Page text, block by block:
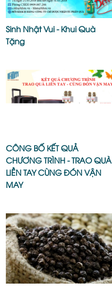
Sinh Nhật Vui - Khui Quà
Tặng
CÔNG BỐ KẾT QUẢ
CHƯƠNG TRÌNH - TRAO QUÀ
LIỀN TAY CÙNG ĐÓN VẬN
MAY